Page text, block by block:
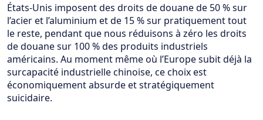
États-Unis imposent des droits de douane de 50 % sur
l’acier et l’aluminium et de 15 % sur pratiquement tout
le reste, pendant que nous réduisons à zéro les droits
de douane sur 100 % des produits industriels
américains. Au moment même où l’Europe subit déjà la
surcapacité industrielle chinoise, ce choix est
économiquement absurde et stratégiquement
suicidaire.